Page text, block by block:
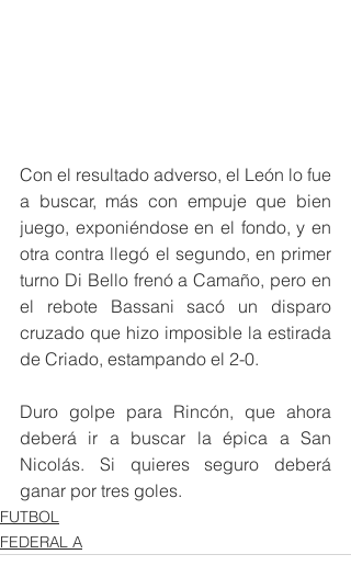
Con el resultado adverso, el León lo fue
a buscar, más con empuje que bien
juego, exponiéndose en el fondo, y en
otra contra llegó el segundo, en primer
turno Di Bello frenó a Camaño, pero en
el rebote Bassani sacó un disparo
cruzado que hizo imposible la estirada
de Criado, estampando el 2-0.
Duro golpe para Rincón, que ahora
deberá ir a buscar la épica a San
Nicolás. Si quieres seguro deberá
ganar por tres goles.
FUTBOL
FEDERAL A